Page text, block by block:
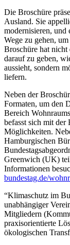
Die Broschüre
Ausland. Sie
modernisieren, und
Wege zu gehen,
Broschüre hat
darauf zu geben,
aussieht, sondern
liefern.
Neben der
Formaten, um den
Bereich
befasst sich mit der
Möglichkeiten.
Hamburgischen
Greenwich (UK)
Informationen
bundestag.de/
“Klimaschutz im
unabhängiger
Mitgliedern
praxisorientierte
ökologischen